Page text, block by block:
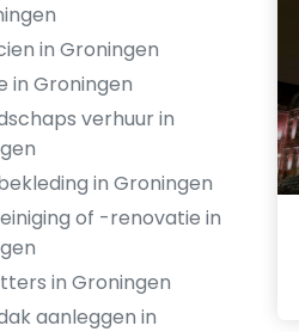
in Groningen
in Groningen
verhuur in
in Groningen
of -renovatie in
in Groningen
aanleggen in